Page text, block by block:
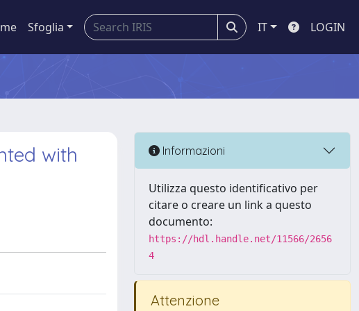
Sfoglia IT LOGIN
with
Informazioni
Utilizza questo identificativo per
citare o creare un link a questo
documento:
https://hdl.handle.net/11566/2656
4
Attenzione